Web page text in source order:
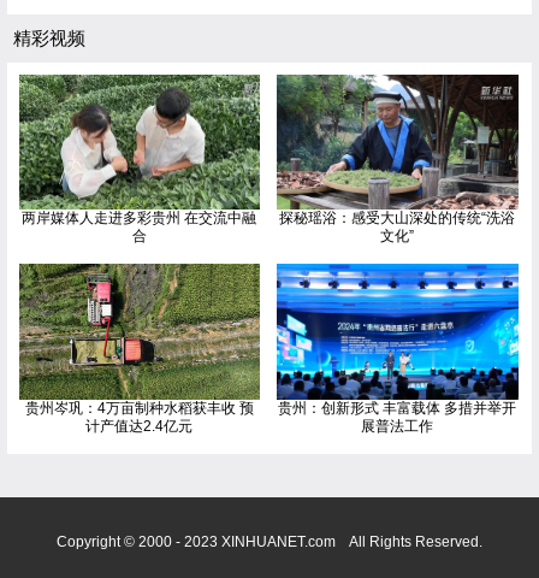
精彩视频
两岸媒体人走进多彩贵州 在交流中融
合
探秘瑶浴：感受大山深处的传统“洗浴
文化”
贵州岑巩：4万亩制种水稻获丰收 预
计产值达2.4亿元
贵州：创新形式 丰富载体 多措并举开
展普法工作
Copyright © 2000 - 2023 XINHUANET.com All Rights Reserved.